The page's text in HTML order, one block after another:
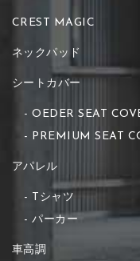
CREST MAGIC
ネックパッド
シートカバー
OEDER SEAT
PREMIUM SEAT
アパレル
Tシャツ
パーカー
車高調